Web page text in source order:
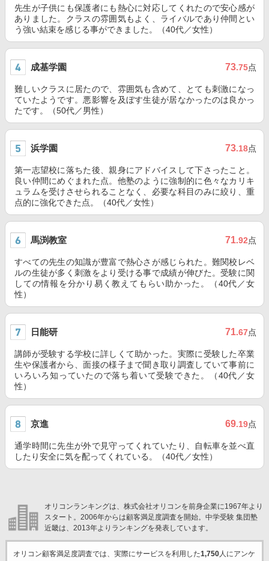
先生が子供にも保護者にも熱心に対応してくれたので安心感が
ありました。クラスの雰囲気もよく、ライバルであり仲間とい
う強い結束を感じる事ができました。（40代／女性）
成基学園 73.75点
難しいクラスに居たので、雰囲気も含めて、とても刺激になっ
ていたようです。悪影響を及ぼす生徒が居なかったのは良かっ
たです。（50代／男性）
浜学園 73.18点
第一志望校に落ちた後、親身にアドバイスして下さったこと。
良い仲間にめぐまれた点。他塾のように強制的に色々なカリキ
ュラムを受けさせられることなく、必要な科目のみに絞り、重
点的に強化できた点。（40代／女性）
馬渕教室 71.92点
すべての先生の知識が豊富で熱心さが感じられた。難関校レベ
ルの生徒が多く刺激をより受ける事で成績が伸びた。受験に関
しての情報を分かり易く教えてもらい助かった。（40代／女
性）
日能研 71.67点
講師が受験する学校に詳しくて助かった。実際に受験した卒業
生や保護者から、面接の様子まで聞き取り調査していて事前に
いろいろ知っていたので落ち着いて受験できた。（40代／女
性）
京進 69.19点
通学時間に先生が外で見守ってくれていたり、自転車を並べ直
したり安全に気を配ってくれている。（40代／女性）
オリコンランキングは、株式会社オリコンを前身企業に1967年より
スタート。2006年からは顧客満足度調査を開始。中学受験 集団塾
近畿は、2013年よりランキングを発表しています。
オリコン顧客満足度調査では、実際にサービスを利用した1,750人にアンケ